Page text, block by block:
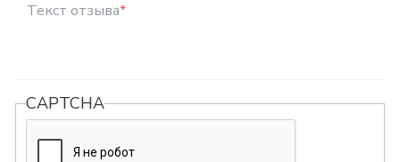
Текст отзыва*
CAPTCHA